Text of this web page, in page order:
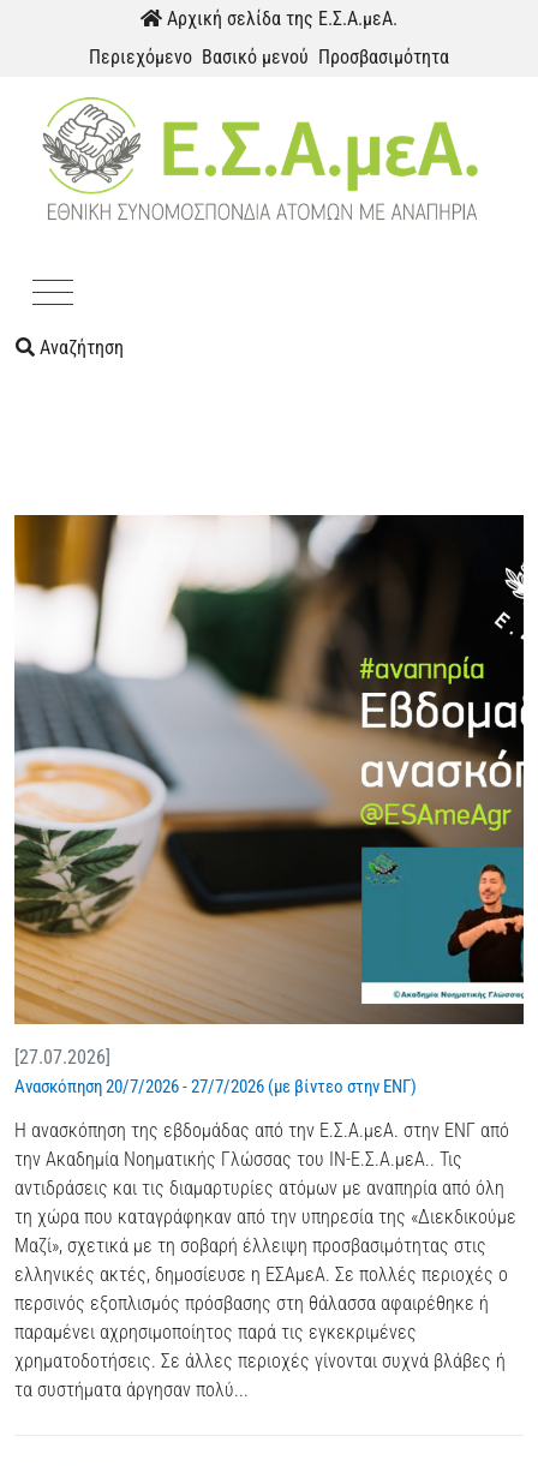
Παράκαμψη προς το περιεχόμενοΑρχική σελίδα της Ε.Σ.Α.μεΑ.
Περιεχόμενο Βασικό μενού Προσβασιμότητα
Αναζήτηση
[27.07.2026]
Ανασκόπηση 20/7/2026 - 27/7/2026 (με βίντεο στην ΕΝΓ)
Η ανασκόπηση της εβδομάδας από την Ε.Σ.Α.μεΑ. στην ΕΝΓ από
την Ακαδημία Νοηματικής Γλώσσας του IN-Ε.Σ.Α.μεΑ.. Τις
αντιδράσεις και τις διαμαρτυρίες ατόμων με αναπηρία από όλη
τη χώρα που καταγράφηκαν από την υπηρεσία της «Διεκδικούμε
Μαζί», σχετικά με τη σοβαρή έλλειψη προσβασιμότητας στις
ελληνικές ακτές, δημοσίευσε η ΕΣΑμεΑ. Σε πολλές περιοχές ο
περσινός εξοπλισμός πρόσβασης στη θάλασσα αφαιρέθηκε ή
παραμένει αχρησιμοποίητος παρά τις εγκεκριμένες
χρηματοδοτήσεις. Σε άλλες περιοχές γίνονται συχνά βλάβες ή
τα συστήματα άργησαν πολύ...